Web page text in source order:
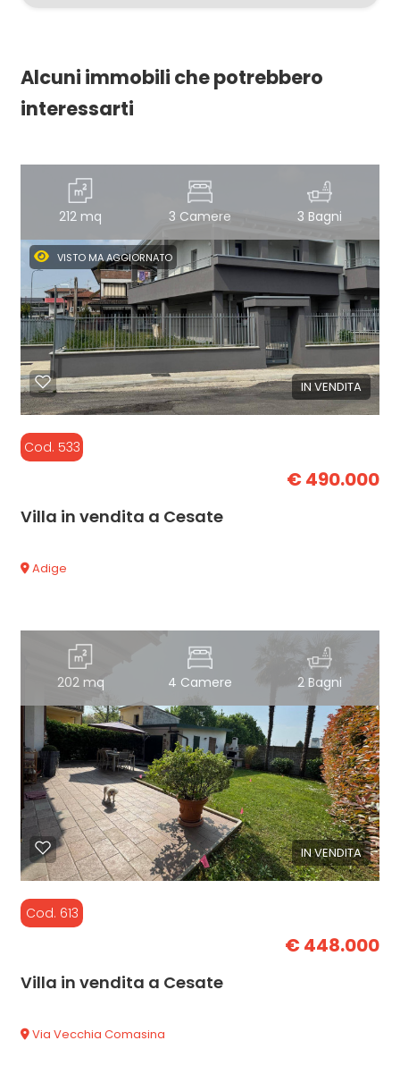
Alcuni immobili che potrebbero
interessarti
212 mq 3 Camere 3 Bagni
IN VENDITA
VISTO MA AGGIORNATO
Cod. 533
€ 490.000
Villa in vendita a Cesate
Adige
202 mq 4 Camere 2 Bagni
IN VENDITA
Cod. 613
€ 448.000
Villa in vendita a Cesate
Via Vecchia Comasina